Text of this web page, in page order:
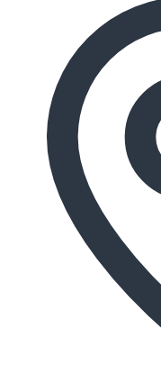
Baden-Württemberg